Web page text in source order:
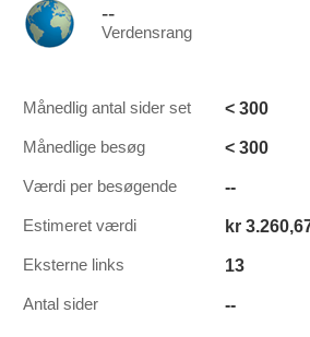
--
Verdensrang
Månedlig antal sider set < 300
Månedlige besøg < 300
Værdi per besøgende --
Estimeret værdi kr
Eksterne links 13
Antal sider --